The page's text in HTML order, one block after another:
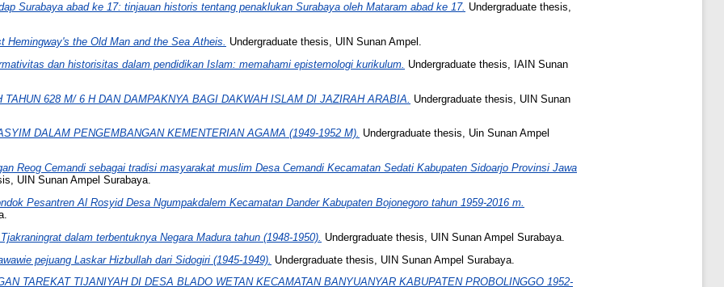
Surabaya abad ke 17: tinjauan historis tentang penaklukan Surabaya oleh Mataram abad ke 17. Undergraduate thesis,
Hemingway's the Old Man and the Sea Atheis. Undergraduate thesis, UIN Sunan Ampel.
dan historisitas dalam pendidikan Islam: memahami epistemologi kurikulum. Undergraduate thesis, IAIN Sunan
628 M/ 6 H DAN DAMPAKNYA BAGI DAKWAH ISLAM DI JAZIRAH ARABIA. Undergraduate thesis, UIN Sunan
DALAM PENGEMBANGAN KEMENTERIAN AGAMA (1949-1952 M). Undergraduate thesis, Uin Sunan Ampel
Reog Cemandi sebagai tradisi masyarakat muslim Desa Cemandi Kecamatan Sedati Kabupaten Sidoarjo Provinsi Jawa
UIN Sunan Ampel Surabaya.
Pesantren Al Rosyid Desa Ngumpakdalem Kecamatan Dander Kabupaten Bojonegoro tahun 1959-2016 m.
dalam terbentuknya Negara Madura tahun (1948-1950). Undergraduate thesis, UIN Sunan Ampel Surabaya.
pejuang Laskar Hizbullah dari Sidogiri (1945-1949). Undergraduate thesis, UIN Sunan Ampel Surabaya.
TAREKAT TIJANIYAH DI DESA BLADO WETAN KECAMATAN BANYUANYAR KABUPATEN PROBOLINGGO 1952-